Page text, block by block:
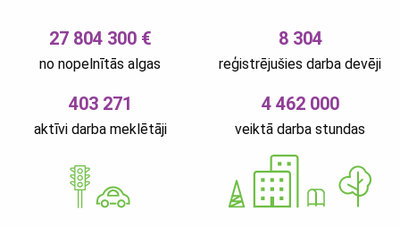
27 804 300 €
no nopelnītās algas
8 304
reģistrējušies darba devēji
403 271
aktīvi darba meklētāji
4 462 000
veiktā darba stundas